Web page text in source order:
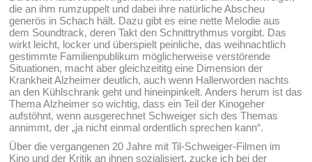
die an ihm rumzuppelt und dabei ihre natürliche Abscheu
generös in Schach hält. Dazu gibt es eine nette Melodie aus
dem Soundtrack, deren Takt den Schnittrythmus vorgibt. Das
wirkt leicht, locker und überspielt peinliche, das weihnachtlich
gestimmte Familienpublikum möglicherweise verstörende
Situationen, macht aber gleichzeititg eine Dimension der
Krankheit Alzheimer deutlich, auch wenn Hallerworden nachts
an den Kühlschrank geht und hineinpinkelt. Anders herum ist das
Thema Alzheimer so wichtig, dass ein Teil der Kinogeher
aufstöhnt, wenn ausgerechnet Schweiger sich des Themas
annimmt, der „ja nicht einmal ordentlich sprechen kann“.
Über die vergangenen 20 Jahre mit Til-Schweiger-Filmen im
Kino und der Kritik an ihnen sozialisiert, zucke ich bei der